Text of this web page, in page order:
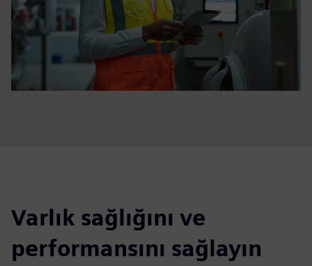
Varlık sağlığını ve
performansını sağlayın